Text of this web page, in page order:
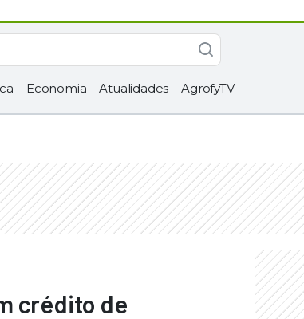
Economia Atualidades AgrofyTV
crédito de